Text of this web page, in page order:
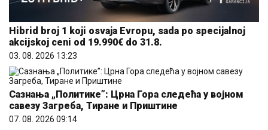
Hibrid broj 1 koji osvaja Evropu, sada po specijalnoj
akcijskoj ceni od 19.990€ do 31.8.
03. 08. 2026 13:23
Сазнања „Политике”: Црна Гора следећа у војном
савезу Загреба, Тиране и Приштине
07. 08. 2026 09:14